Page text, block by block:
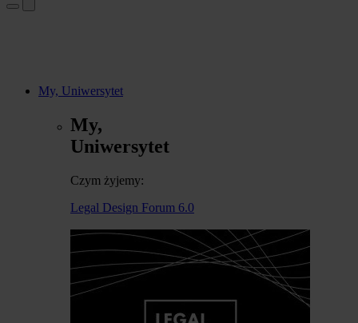
My, Uniwersytet
My,
Uniwersytet
Czym żyjemy:
Legal Design Forum 6.0